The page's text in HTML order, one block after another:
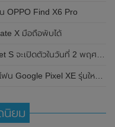
OPPO Find X6 Pro
X มือถือพับได้
ที่ 2 พฤศจิกายน 2022 นี้ ในประเทศจีน
และยังโผล่บนเว็บไซต์ของ Geekbench ด้วย
นิยม